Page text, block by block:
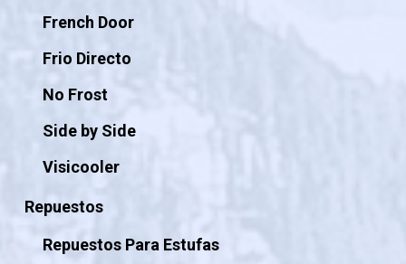
French Door
Frio Directo
No Frost
Side by Side
Visicooler
Repuestos
Repuestos Para Estufas